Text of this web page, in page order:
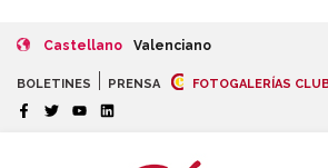
Castellano Valenciano
BOLETINES PRENSA FOTOGALERÍAS